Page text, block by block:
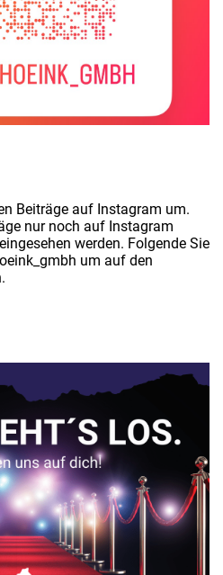
Beiträge auf Instagram um.
nur noch auf Instagram
werden. Folgende Sie
um auf den